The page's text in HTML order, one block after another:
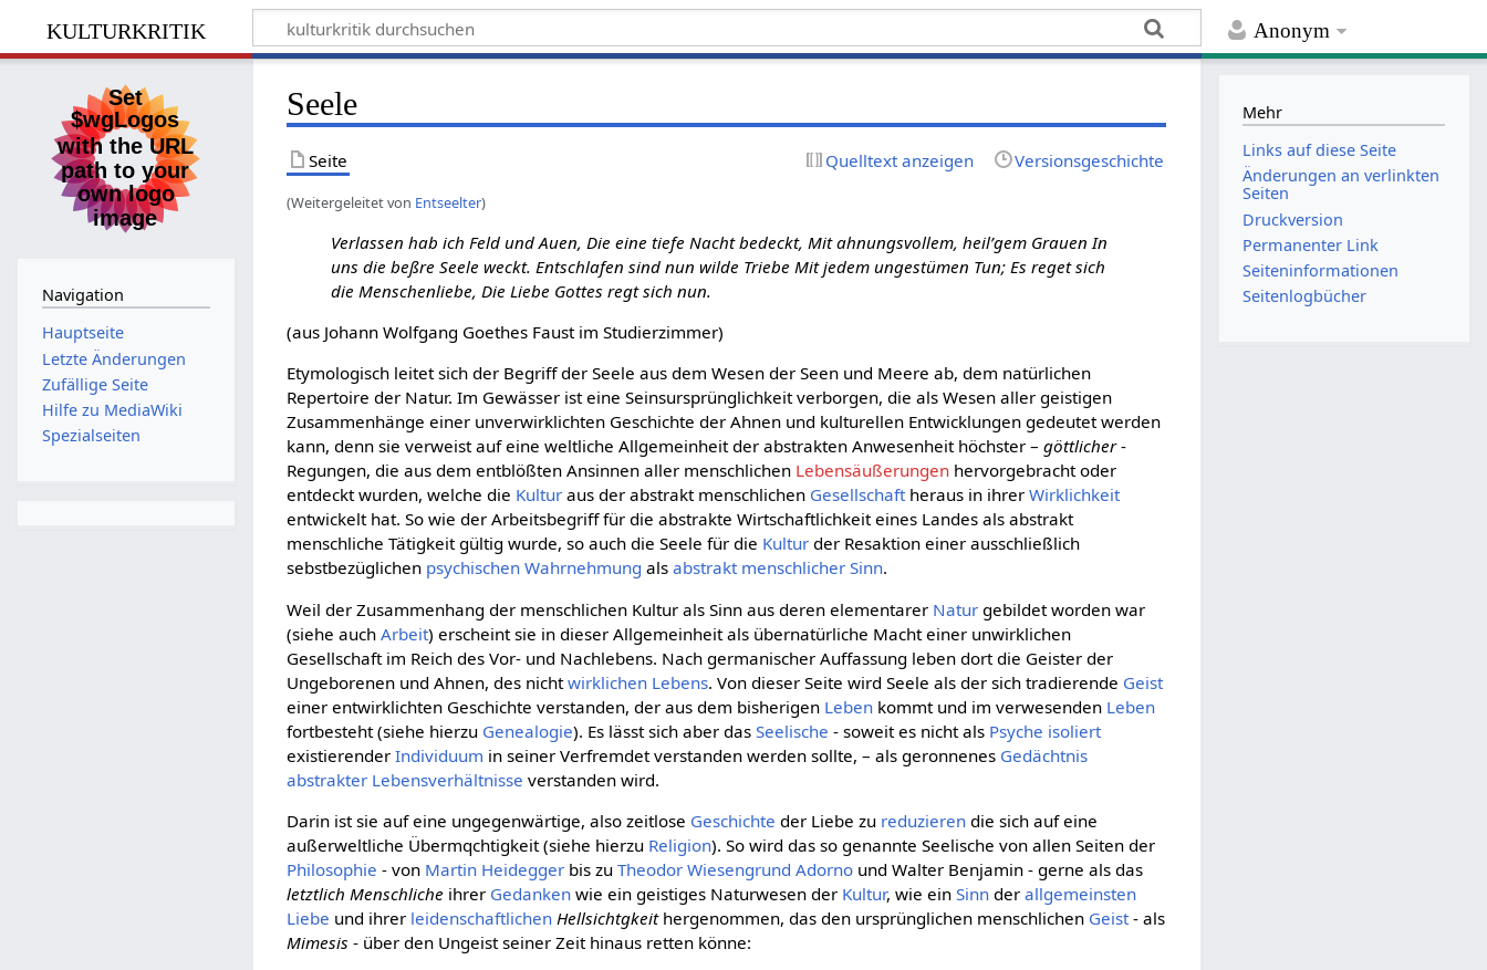
Anonym
kulturkritik
Seele
Seite Quelltext anzeigen Versionsgeschichte
(Weitergeleitet von Entseelter)
Verlassen hab ich Feld und Auen, Die eine tiefe Nacht bedeckt, Mit ahnungsvollem, heil’gem Grauen In
uns die beßre Seele weckt. Entschlafen sind nun wilde Triebe Mit jedem ungestümen Tun; Es reget sich
die Menschenliebe, Die Liebe Gottes regt sich nun.
(aus Johann Wolfgang Goethes Faust im Studierzimmer)
Etymologisch leitet sich der Begriff der Seele aus dem Wesen der Seen und Meere ab, dem natürlichen
Repertoire der Natur. Im Gewässer ist eine Seinsursprünglichkeit verborgen, die als Wesen aller geistigen
Zusammenhänge einer unverwirklichten Geschichte der Ahnen und kulturellen Entwicklungen gedeutet werden
kann, denn sie verweist auf eine weltliche Allgemeinheit der abstrakten Anwesenheit höchster –göttlicher-
Regungen, die aus dem entblößten Ansinnen aller menschlichen Lebensäußerungen hervorgebracht oder
entdeckt wurden, welche die Kultur aus der abstrakt menschlichen Gesellschaftheraus in ihrerWirklichkeit
entwickelt hat. So wie der Arbeitsbegriff für die abstrakte Wirtschaftlichkeit eines Landes als abstrakt
menschliche Tätigkeit gültig wurde, so auch die Seele für die Kultur der Resaktion einer ausschließlich
sebstbezüglichen psychischen Wahrnehmung alsabstrakt menschlicher Sinn.
Weil der Zusammenhang der menschlichen Kultur als Sinn aus deren elementarer Natur gebildet worden war
(siehe auchArbeit) erscheint sie in dieser Allgemeinheit als übernatürliche Macht einer unwirklichen
Gesellschaft im Reich des Vor- und Nachlebens. Nach germanischer Auffassung leben dort die Geister der
Ungeborenen und Ahnen, des nichtwirklichen Lebens. Von dieser Seite wird Seele als der sich tradierende Geist
einer entwirklichten Geschichte verstanden, der aus dem bisherigen Leben kommt und im verwesenden Leben
fortbesteht (siehe hierzu Genealogie). Es lässt sich aber dasSeelische - soweit es nicht als Psyche isoliert
existierenderIndividuum in seiner Verfremdet verstanden werden sollte, – als geronnenes Gedächtnis
abstrakter Lebensverhältnisse verstanden wird.
Darin ist sie auf eine ungegenwärtige, also zeitlose Geschichte der Liebe zu reduzieren die sich auf eine
außerweltliche Übermqchtigkeit (siehe hierzu Religion). So wird das so genannte Seelische von allen Seiten der
Philosophie - von Martin Heidegger bis zuTheodor Wiesengrund Adorno und Walter Benjamin - gerne als das
letztlich Menschliche ihrer Gedanken wie ein geistiges Naturwesen der Kultur, wie einSinn derallgemeinsten
Liebe und ihrer leidenschaftlichen Hellsichtgkeithergenommen, das den ursprünglichen menschlichen Geist - als
Mimesis - über den Ungeist seiner Zeit hinaus retten könne:
Navigation
Hauptseite
Letzte Änderungen
Zufällige Seite
Hilfe zu MediaWiki
Spezialseiten
Mehr
Links auf diese Seite
Änderungen an verlinkten
Seiten
Druckversion
Permanenter Link
Seiten­­informationen
Seitenlogbücher